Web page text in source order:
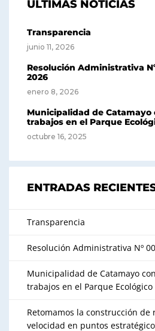
ÚLTIMAS NOTICIAS
Transparencia
junio 11, 2026
Resolución Administrativa
2026
enero 8, 2026
Municipalidad de Catamayo
trabajos en el Parque
octubre 16, 2025
ENTRADAS
Transparencia
Resolución Administrativa Nº
Municipalidad de Catamayo
trabajos en el Parque Ecológico
Retomamos la construcción de
velocidad en puntos